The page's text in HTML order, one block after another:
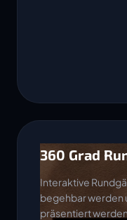
360 Grad
Interaktive
begehbar werden
präsentiert